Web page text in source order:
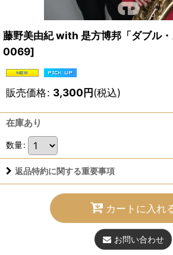
藤野美由紀 with 是方博邦「ダブル・
0069]
販売価格: 3,300円(税込)
在庫あり
数量:
返品特約に関する重要事項
カートに入れ
お問い合わせ